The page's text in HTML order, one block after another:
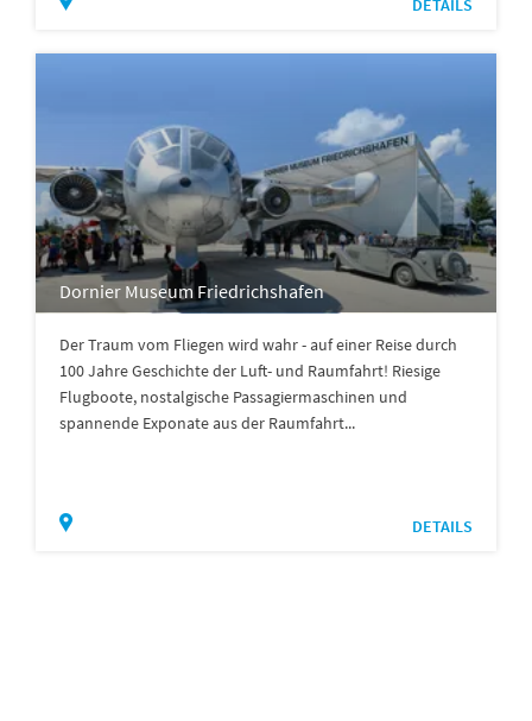
DETAILS
Dornier Museum Friedrichshafen
Der Traum vom Fliegen wird wahr - auf einer Reise durch
100 Jahre Geschichte der Luft- und Raumfahrt! Riesige
Flugboote, nostalgische Passagiermaschinen und
spannende Exponate aus der Raumfahrt...
DETAILS